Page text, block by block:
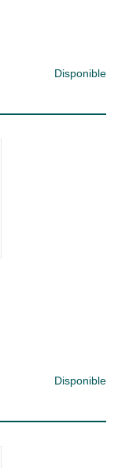
Disponible
Disponible